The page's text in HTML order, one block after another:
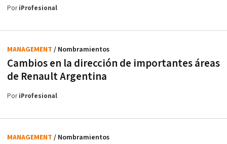
PoriProfesional
Cambios en la dirección de importantes áreas
de Renault Argentina
MANAGEMENT / Nombramientos
PoriProfesional
MANAGEMENT / Nombramientos